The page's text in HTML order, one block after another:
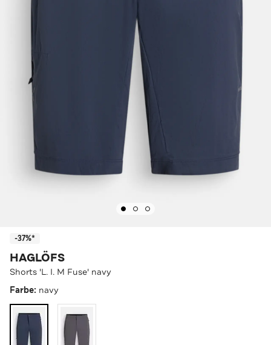
-37%*
HAGLÖFS
Shorts 'L. I. M Fuse' navy
Farbe: navy